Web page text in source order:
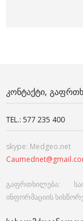
ᲙᲝᲜᲢᲐᲥᲢᲘ,
TEL.: 577 235 400
skype: Medgeo.net
გაფრთხილება:
ინფორმაციის